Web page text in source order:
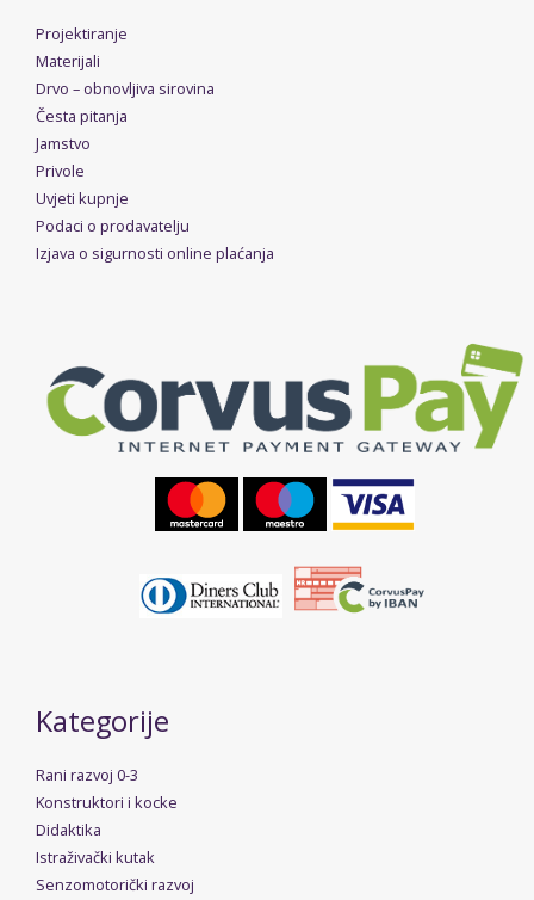
Projektiranje
Materijali
Drvo – obnovljiva sirovina
Česta pitanja
Jamstvo
Privole
Uvjeti kupnje
Podaci o prodavatelju
Izjava o sigurnosti online plaćanja
Kategorije
Rani razvoj 0-3
Konstruktori i kocke
Didaktika
Istraživački kutak
Senzomotorički razvoj